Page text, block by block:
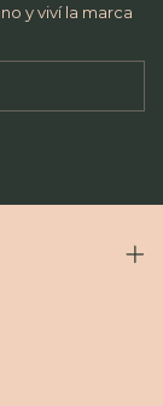
y viví la marca